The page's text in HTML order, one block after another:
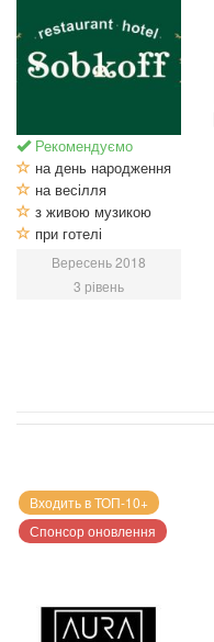
Рекомендуємо
на день народження
на весілля
з живою музикою
при готелі
Вересень 2018
3 рівень
Входить в ТОП-10+
Спонсор оновлення